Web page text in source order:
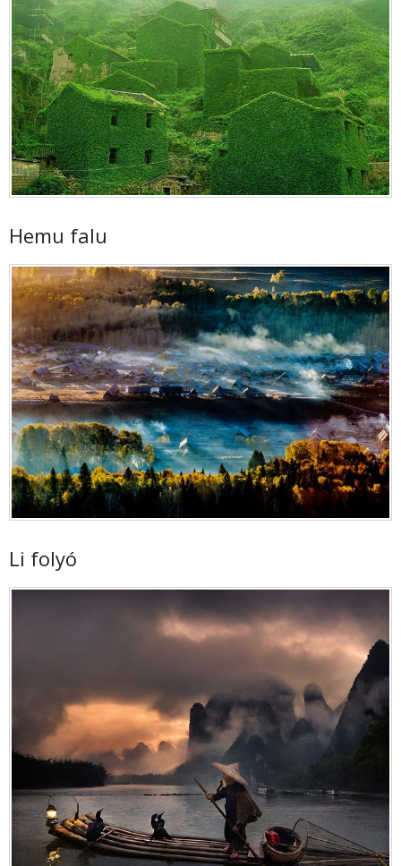
Hemu falu
Li folyó